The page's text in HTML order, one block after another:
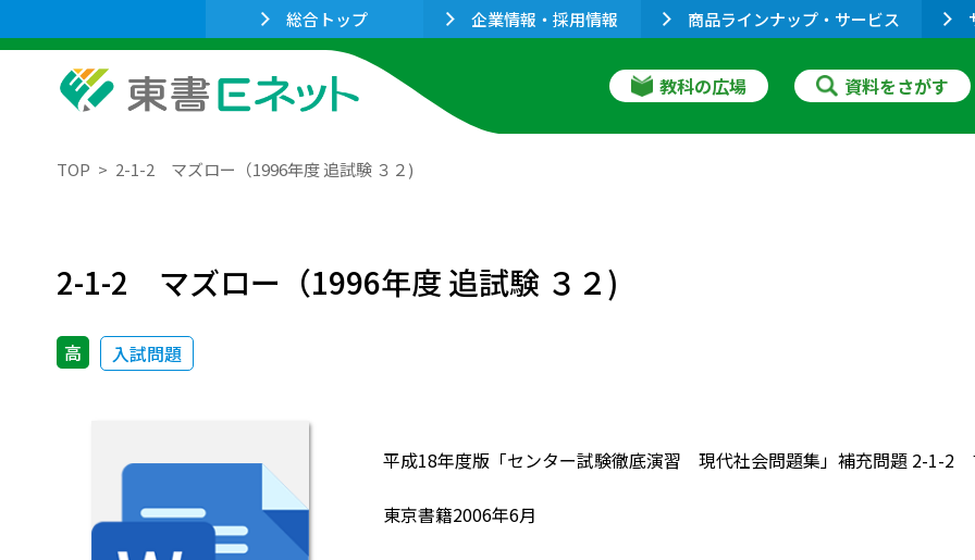
総合トップ 企業情報・採用情報 商品ラインナップ・サービス
教科の広場 資料をさがす
TOP 2-1-2 マズロー（1996年度 追試験 ３２)
2-1-2 マズロー（1996年度 追試験 ３２)
高 入試問題
平成18年度版「センター試験徹底演習 現代社会問題集」補充問題 2-1-2
東京書籍2006年6月